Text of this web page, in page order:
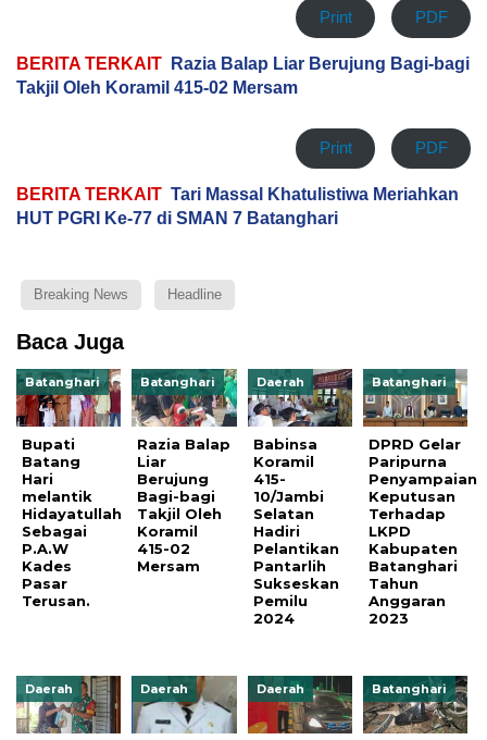
Print PDF
BERITA TERKAIT
Razia Balap Liar Berujung Bagi-bagi
Takjil Oleh Koramil 415-02 Mersam
Print PDF
BERITA TERKAIT Tari Massal Khatulistiwa Meriahkan
HUT PGRI Ke-77 di SMAN 7 Batanghari
Breaking News Headline
Baca Juga
Batanghari
Bupati
Batang
Hari
melantik
Hidayatullah
Sebagai
P.A.W
Kades
Pasar
Terusan.
Batanghari
Razia Balap
Liar
Berujung
Bagi-bagi
Takjil Oleh
Koramil
415-02
Mersam
Daerah
Babinsa
Koramil
415-
10/Jambi
Selatan
Hadiri
Pelantikan
Pantarlih
Sukseskan
Pemilu
2024
Batanghari
DPRD Gelar
Paripurna
Penyampaian
Keputusan
Terhadap
LKPD
Kabupaten
Batanghari
Tahun
Anggaran
2023
Daerah Daerah Daerah Batanghari